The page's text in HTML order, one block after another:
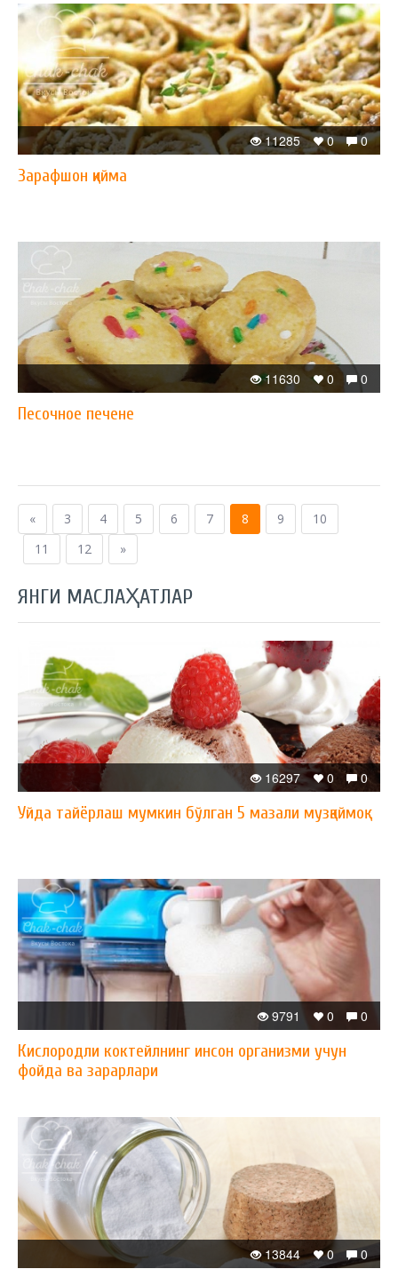
0
0
11285
Зарафшон қийма
0
0
11630
Песочное печене
« 3 4 5 6 7 8 9
10
11
12 »
ЯНГИ МАСЛАҲАТЛАР
0
0
16297
Уйда тайёрлаш мумкин бўлган 5 мазали музқаймоқ
0
0
9791
Кислородли коктейлнинг инсон организми учун
фойда ва зарарлари
0
0
13844